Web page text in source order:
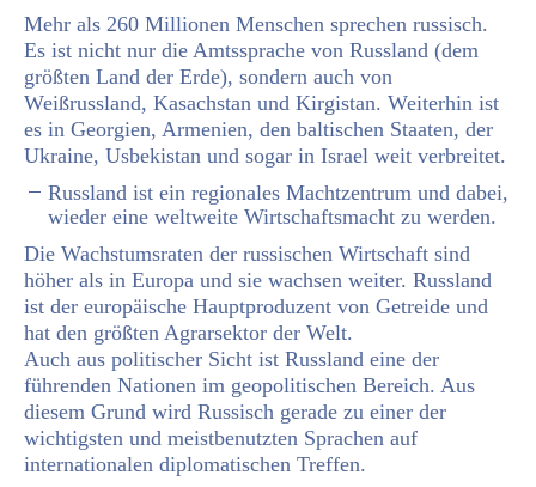
Mehr als 260 Millionen Menschen sprechen russisch.
Es ist nicht nur die Amtssprache von Russland (dem
größten Land der Erde), sondern auch von
Weißrussland, Kasachstan und Kirgistan. Weiterhin ist
es in Georgien, Armenien, den baltischen Staaten, der
Ukraine, Usbekistan und sogar in Israel weit verbreitet.
Russland ist ein regionales Machtzentrum und dabei,
wieder eine weltweite Wirtschaftsmacht zu werden.
Die Wachstumsraten der russischen Wirtschaft sind
höher als in Europa und sie wachsen weiter. Russland
ist der europäische Hauptproduzent von Getreide und
hat den größten Agrarsektor der Welt.
Auch aus politischer Sicht ist Russland eine der
führenden Nationen im geopolitischen Bereich. Aus
diesem Grund wird Russisch gerade zu einer der
wichtigsten und meistbenutzten Sprachen auf
internationalen diplomatischen Treffen.